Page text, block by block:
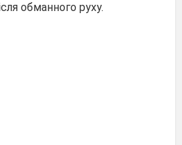
обманного руху.